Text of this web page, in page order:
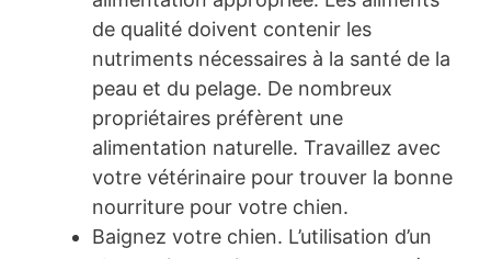
de qualité doivent contenir les
nutriments nécessaires à la santé de la
peau et du pelage. De nombreux
propriétaires préfèrent une
alimentation naturelle. Travaillez avec
votre vétérinaire pour trouver la bonne
nourriture pour votre chien.
Baignez votre chien. L’utilisation d’un